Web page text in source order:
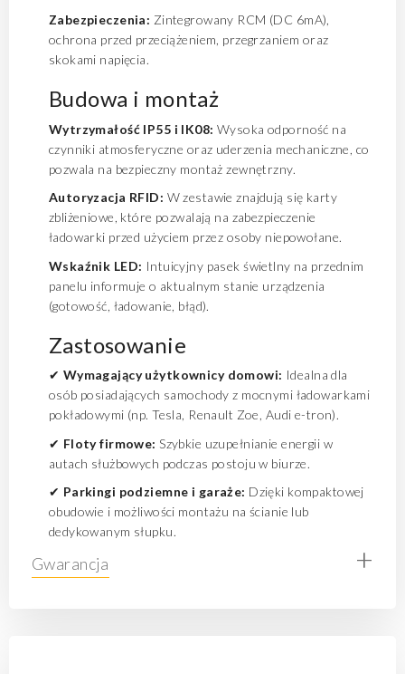
Zabezpieczenia: Zintegrowany RCM (DC 6mA),
ochrona przed przeciążeniem, przegrzaniem oraz
skokami napięcia.
Budowa i montaż
Wytrzymałość IP55 i IK08: Wysoka odporność na
czynniki atmosferyczne oraz uderzenia mechaniczne, co
pozwala na bezpieczny montaż zewnętrzny.
Autoryzacja RFID: W zestawie znajdują się karty
zbliżeniowe, które pozwalają na zabezpieczenie
ładowarki przed użyciem przez osoby niepowołane.
Wskaźnik LED: Intuicyjny pasek świetlny na przednim
panelu informuje o aktualnym stanie urządzenia
(gotowość, ładowanie, błąd).
Zastosowanie
✔ Wymagający użytkownicy domowi: Idealna dla
osób posiadających samochody z mocnymi ładowarkami
pokładowymi (np. Tesla, Renault Zoe, Audi e-tron).
✔ Floty firmowe: Szybkie uzupełnianie energii w
autach służbowych podczas postoju w biurze.
✔ Parkingi podziemne i garaże: Dzięki kompaktowej
obudowie i możliwości montażu na ścianie lub
dedykowanym słupku.
Gwarancja +